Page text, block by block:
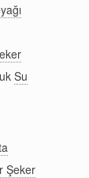
Su
Şeker